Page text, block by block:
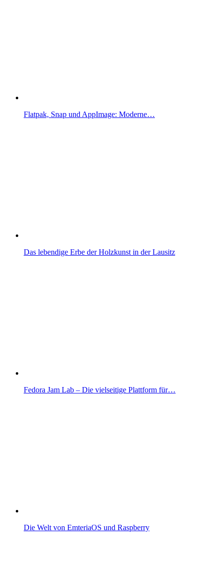
Flatpak, Snap und AppImage: Moderne…
Das lebendige Erbe der Holzkunst in der Lausitz
Fedora Jam Lab – Die vielseitige Plattform für…
Die Welt von EmteriaOS und Raspberry